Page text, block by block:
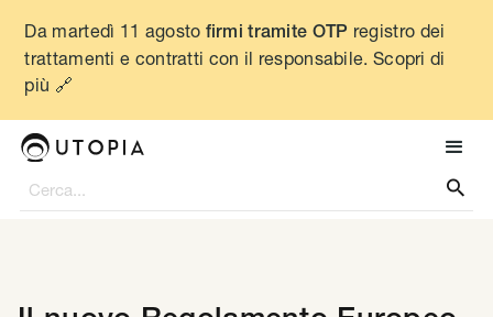
Da martedì 11 agosto firmi tramite OTP registro dei
trattamenti e contratti con il responsabile. Scopri di
più 🔗
